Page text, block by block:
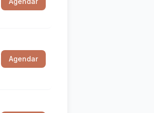
Agendar